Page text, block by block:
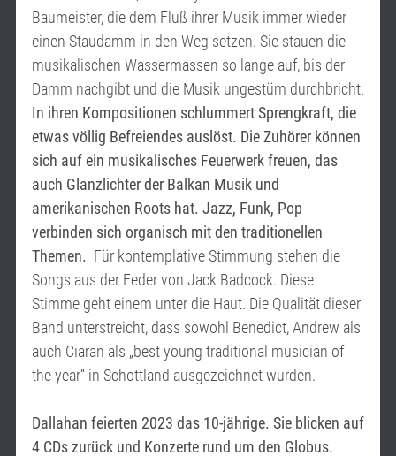
Baumeister, die dem Fluß ihrer Musik immer wieder
einen Staudamm in den Weg setzen. Sie stauen die
musikalischen Wassermassen so lange auf, bis der
Damm nachgibt und die Musik ungestüm durchbricht.
In ihren Kompositionen schlummert Sprengkraft, die
etwas völlig Befreiendes auslöst. Die Zuhörer können
sich auf ein musikalisches Feuerwerk freuen, das
auch Glanzlichter der Balkan Musik und
amerikanischen Roots hat. Jazz, Funk, Pop
verbinden sich organisch mit den traditionellen
Themen. Für kontemplative Stimmung stehen die
Songs aus der Feder von Jack Badcock. Diese
Stimme geht einem unter die Haut. Die Qualität dieser
Band unterstreicht, dass sowohl Benedict, Andrew als
auch Ciaran als „best young traditional musician of
the year“ in Schottland ausgezeichnet wurden.
Dallahan feierten 2023 das 10-jährige. Sie blicken auf
4 CDs zurück und Konzerte rund um den Globus.